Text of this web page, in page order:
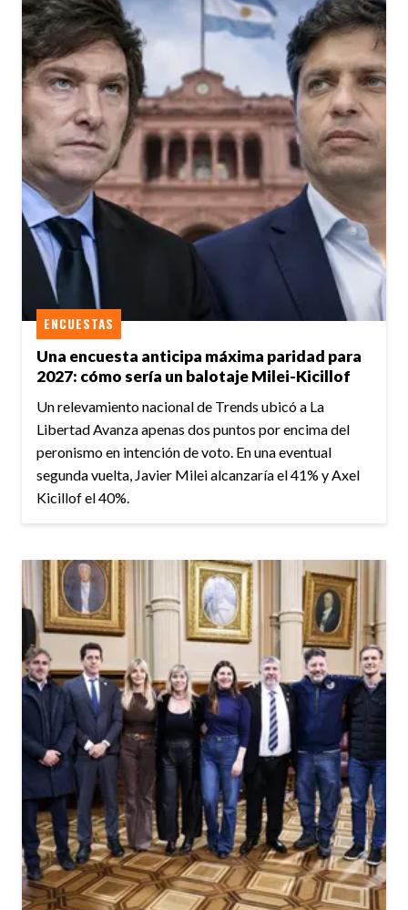
Una encuesta anticipa máxima paridad para
2027: cómo sería un balotaje Milei-Kicillof
ENCUESTAS
Un relevamiento nacional de Trends ubicó a La
Libertad Avanza apenas dos puntos por encima del
peronismo en intención de voto. En una eventual
segunda vuelta, Javier Milei alcanzaría el 41% y Axel
Kicillof el 40%.